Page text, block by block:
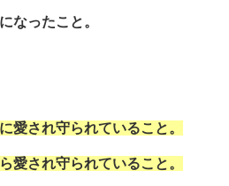
なったこと。
愛され守られていること。
愛され守られていること。